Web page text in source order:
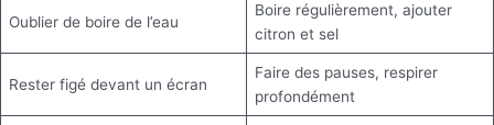
Oublier de boire de l’eau
Boire régulièrement, ajouter
citron et sel
Rester figé devant un écran
Faire des pauses, respirer
profondément